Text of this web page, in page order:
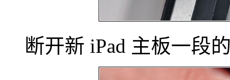
断开新 iPad 主板一段